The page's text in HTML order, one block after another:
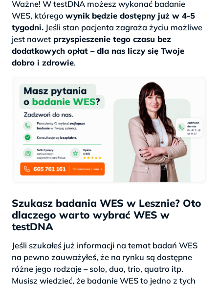
Ważne! W testDNA możesz wykonać badanie
WES, którego wynik będzie dostępny już w 4-5
tygodni. Jeśli stan pacjenta zagraża życiu możliwe
jest nawet przyspieszenie tego czasu bez
dodatkowych opłat – dla nas liczy się Twoje
dobro i zdrowie.
Szukasz badania WES w Lesznie? Oto
dlaczego warto wybrać WES w
testDNA
Jeśli szukałeś już informacji na temat badań WES
na pewno zauważyłeś, że na rynku są dostępne
różne jego rodzaje – solo, duo, trio, quatro itp.
Musisz wiedzieć, że badanie WES to jedno z tych